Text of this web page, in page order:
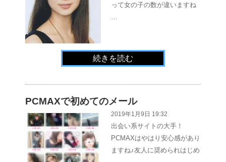
って女の子の数が違いますね
続きを読む
PCMAXで初めてのメール
2019年1月9日 19:32
出会い系サイトの大手！
PCMAXはやはり安心感があり
ますね♪友人に奨められはじめ